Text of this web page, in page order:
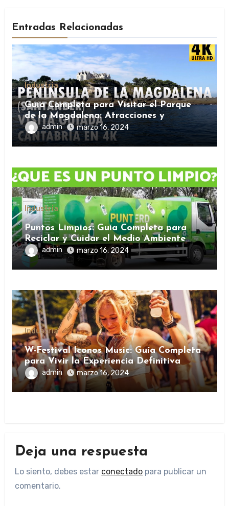
Entradas Relacionadas
Industria
Guía Completa para Visitar el Parque
de la Magdalena: Atracciones y
Consejos
admin marzo 16, 2024
Industria
Puntos Limpios: Guía Completa para
Reciclar y Cuidar el Medio Ambiente
admin marzo 16, 2024
Industria
W-Festival Iconos Music: Guía Completa
para Vivir la Experiencia Definitiva
admin marzo 16, 2024
Deja una respuesta
Lo siento, debes estar conectado para publicar un
comentario.